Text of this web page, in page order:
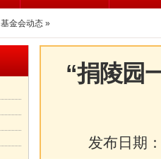
基金会动态 »
“捐陵园
发布日期